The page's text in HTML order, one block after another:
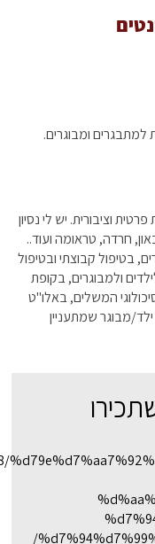
ומבוגרים.
וציבורית. יש לי נסיון
חרדה, טראומה ועוד..
בטיפול קבוצתי ובטיפול
ולמבוגרים, בקופת
המשלים, באלו"ט
מבוגר שמתעניין